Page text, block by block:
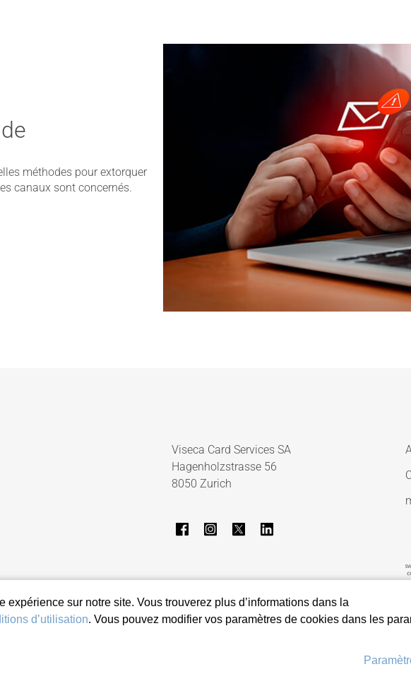
sur notre site. Vous trouverez plus d’informations dans la
d’utilisation. Vous pouvez modifier vos paramètres de cookies dans les
méthodes pour extorquer
canaux sont concernés.
Viseca Card Services SA
Hagenholzstrasse 56
8050 Zurich